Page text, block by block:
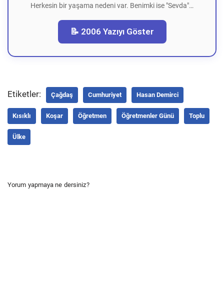
Herkesin bir yaşama nedeni var. Benimki ise "Sevda"…
📝 2006 Yazıyı Göster
Etiketler: Çağdaş Cumhuriyet Hasan Demirci
Kısıklı Koşar Öğretmen Öğretmenler Günü Toplu
Ülke
Yorum yapmaya ne dersiniz?